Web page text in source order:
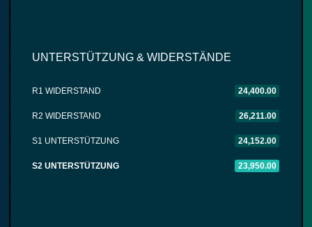
UNTERSTÜTZUNG & WIDERSTÄNDE
R1 WIDERSTAND 24,400.00
R2 WIDERSTAND 26,211.00
S1 UNTERSTÜTZUNG 24,152.00
S2 UNTERSTÜTZUNG 23,950.00